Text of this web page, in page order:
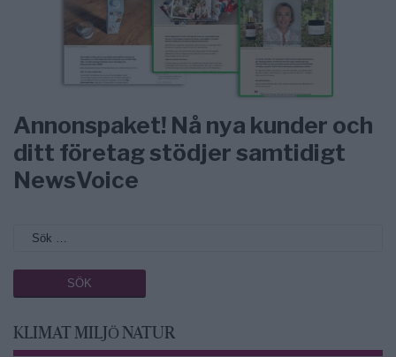
Annonspaket! Nå nya kunder och
ditt företag stödjer samtidigt
NewsVoice
KLIMAT MILJÖ NATUR